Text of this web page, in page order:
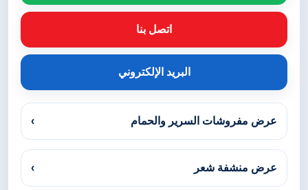
اتصل بنا
البريد الإلكتروني
عرض مفروشات السرير والحمام ›
عرض منشفة شعر ›